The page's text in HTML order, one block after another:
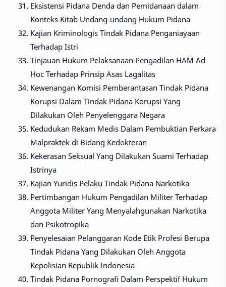
Eksistensi Pidana Denda dan Pemidanaan dalam
Konteks Kitab Undang-undang Hukum Pidana
Kajian Kriminologis Tindak Pidana Penganiayaan
Terhadap Istri
Tinjauan Hukum Pelaksanaan Pengadilan HAM Ad
Hoc Terhadap Prinsip Asas Lagalitas
Kewenangan Komisi Pemberantasan Tindak Pidana
Korupsi Dalam Tindak Pidana Korupsi Yang
Dilakukan Oleh Penyelenggara Negara
Kedudukan Rekam Medis Dalam Pembuktian Perkara
Malpraktek di Bidang Kedokteran
Kekerasan Seksual Yang Dilakukan Suami Terhadap
Istrinya
Kajian Yuridis Pelaku Tindak Pidana Narkotika
Pertimbangan Hukum Pengadilan Militer Terhadap
Anggota Militer Yang Menyalahgunakan Narkotika
dan Psikotropika
Penyelesaian Pelanggaran Kode Etik Profesi Berupa
Tindak Pidana Yang Dilakukan Oleh Anggota
Kepolisian Republik Indonesia
Tindak Pidana Pornografi Dalam Perspektif Hukum